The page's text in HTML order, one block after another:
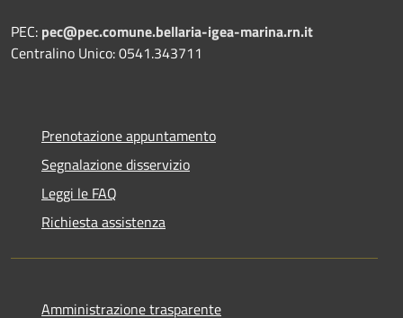
PEC: pec@pec.comune.bellaria-igea-marina.rn.it
Centralino Unico: 0541.343711
Prenotazione appuntamento
Segnalazione disservizio
Leggi le FAQ
Richiesta assistenza
Amministrazione trasparente